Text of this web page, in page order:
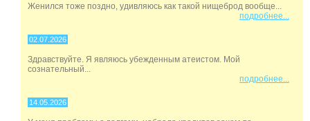
Женился тоже поздно, удивляюсь как такой нищеброд вообще...
подробнее...
02.07.2026
Здравствуйте. Я являюсь убежденным атеистом. Мой
сознательный...
подробнее...
14.05.2026